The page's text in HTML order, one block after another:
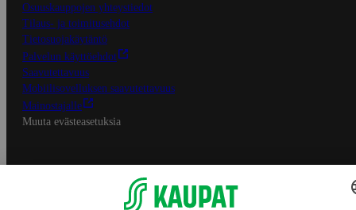
Osuuskauppojen yhteystiedot
Tilaus- ja toimitusehdot
Tietosuojakäytäntö
Palvelun käyttöehdot
Saavutettavuus
Mobiilisovelluksen saavutettavuus
Mainostajalle
Muuta evästeasetuksia
S-ryhmän palvelut